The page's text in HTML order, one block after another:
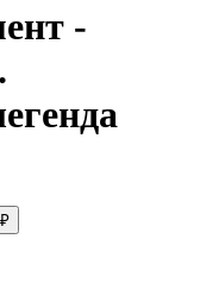
-
₽